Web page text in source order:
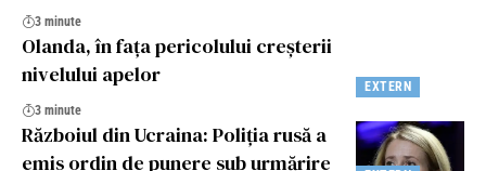
3 minute
EXTERN
Olanda, în fața pericolului creșterii
nivelului apelor
3 minute
Războiul din Ucraina: Poliția rusă a
emis ordin de punere sub urmărire